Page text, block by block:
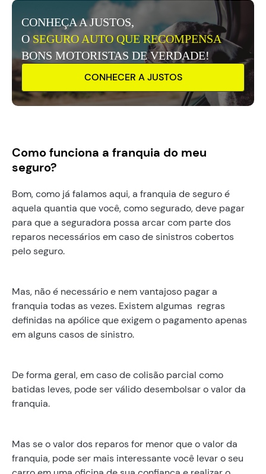
CONHEÇA A JUSTOS,
OSEGURO AUTO QUE RECOMPENSA
BONS MOTORISTAS DE VERDADE!
CONHECER A JUSTOS
Como funciona a franquia do meu
seguro?
Bom, como já falamos aqui, a franquia de seguro é
aquela quantia que você, como segurado, deve pagar
para que a seguradora possa arcar com parte dos
reparos necessários em caso de sinistros cobertos
pelo seguro.
Mas, não é necessário e nem vantajoso pagar a
franquia todas as vezes. Existem algumas regras
definidas na apólice que exigem o pagamento apenas
em alguns casos de sinistro.
De forma geral, em caso de colisão parcial como
batidas leves, pode ser válido desembolsar o valor da
franquia.
Mas se o valor dos reparos for menor que o valor da
franquia, pode ser mais interessante você levar o seu